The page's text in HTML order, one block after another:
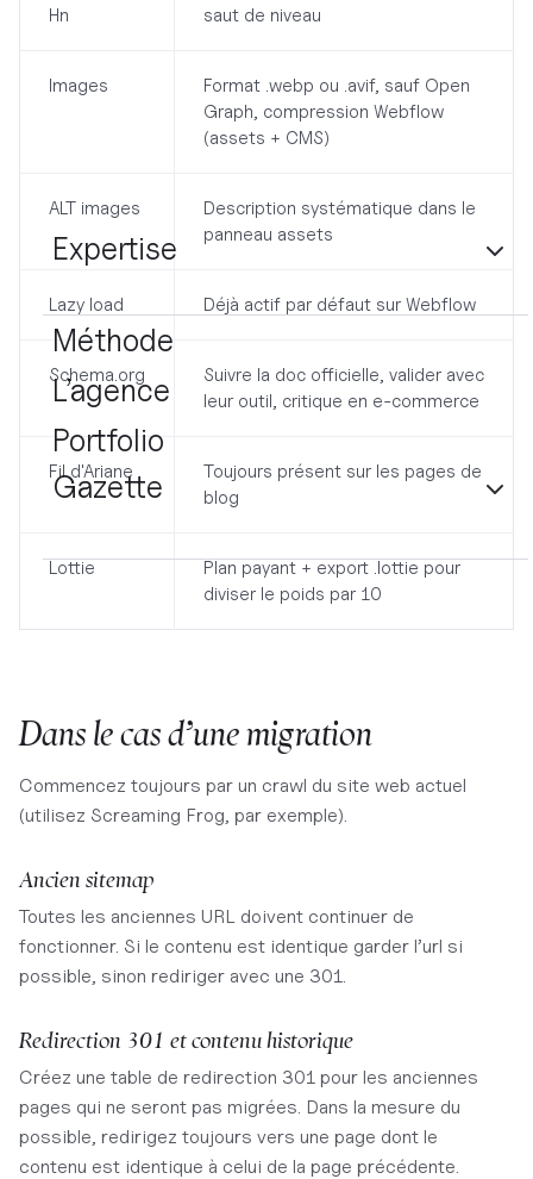
Expertise
Méthode
L’agence
Portfolio
Gazette
Hn
saut de niveau
Images
Format .webp ou .avif, sauf Open
Graph, compression Webflow
(assets + CMS)
ALT images
Description systématique dans le
panneau assets
Lazy load Déjà actif par défaut sur Webflow
Schema.org
Suivre la doc officielle, valider avec
leur outil, critique en e-commerce
Fil d'Ariane
Toujours présent sur les pages de
blog
Lottie
Plan payant + export .lottie pour
diviser le poids par 10
Dans le cas d’une migration
Commencez toujours par un crawl du site web actuel
(utilisez Screaming Frog, par exemple).
Ancien sitemap
Toutes les anciennes URL doivent continuer de
fonctionner. Si le contenu est identique garder l’url si
possible, sinon rediriger avec une 301.
Redirection 301 et contenu historique
Créez une table de redirection 301 pour les anciennes
pages qui ne seront pas migrées. Dans la mesure du
possible, redirigez toujours vers une page dont le
contenu est identique à celui de la page précédente.